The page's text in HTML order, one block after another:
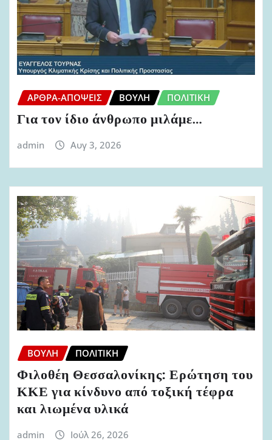
ΆΡΘΡΑ-ΑΠΌΨΕΙΣ ΒΟΥΛΉ ΠΟΛΙΤΙΚΉ
Για τον ίδιο άνθρωπο μιλάμε…
admin Αυγ 3, 2026
ΒΟΥΛΉ ΠΟΛΙΤΙΚΉ
Φιλοθέη Θεσσαλονίκης: Ερώτηση του
ΚΚΕ για κίνδυνο από τοξική τέφρα
και λιωμένα υλικά
admin Ιούλ 26, 2026